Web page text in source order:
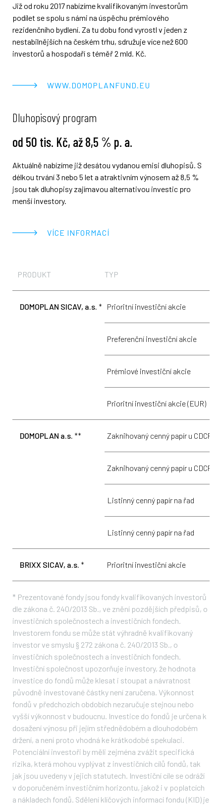
Již od roku 2017 nabízíme kvalifikovaným investorům
podílet se spolu s námi na úspěchu prémiového
rezidenčního bydlení. Za tu dobu fond vyrostl v jeden z
nestabilnějších na českém trhu, sdružuje více než 600
investorů a hospodaří s téměř 2 mld. Kč.
WWW.DOMOPLANFUND.EU
Dluhopisový program
od 50 tis. Kč, až 8,5 % p. a.
Aktuálně nabízíme již desátou vydanou emisi dluhopisů. S
délkou trvání 3 nebo 5 let a atraktivním výnosem až 8,5 %
jsou tak dluhopisy zajímavou alternativou investic pro
menší investory.
VÍCE INFORMACÍ
PRODUKT TYP
DOMOPLAN SICAV, a.s. * Prioritní investiční akcie
Preferenční investiční akcie
Prémiové investiční akcie
Prioritní investiční akcie (EUR)
DOMOPLAN a.s. ** Zaknihovaný cenný papír u CDCP
Zaknihovaný cenný papír u CDCP
Listinný cenný papír na řad
Listinný cenný papír na řad
BRIXX SICAV, a.s. * Prioritní investiční akcie
* Prezentované fondy jsou fondy kvalifikovaných investorů
dle zákona č. 240/2013 Sb., ve znění pozdějších předpisů, o
investičních společnostech a investičních fondech.
Investorem fondu se může stát výhradně kvalifikovaný
investor ve smyslu § 272 zákona č. 240/2013 Sb., o
investičních společnostech a investičních fondech.
Investiční společnost upozorňuje investory, že hodnota
investice do fondů může klesat i stoupat a návratnost
původně investované částky není zaručena. Výkonnost
fondů v předchozích obdobích nezaručuje stejnou nebo
vyšší výkonnost v budoucnu. Investice do fondů je určena k
dosažení výnosu při jejím střednědobém a dlouhodobém
držení, a není proto vhodná ke krátkodobé spekulaci.
Potenciální investoři by měli zejména zvážit specifická
rizika, která mohou vyplývat z investičních cílů fondů, tak
jak jsou uvedeny v jejich statutech. Investiční cíle se odráží
v doporučeném investičním horizontu, jakož i v poplatcích
a nákladech fondů. Sdělení klíčových informací fondu (KID) je